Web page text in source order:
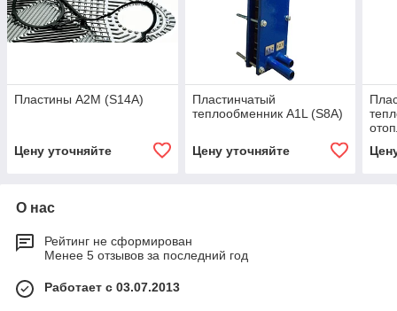
Пластины A2M (S14A)
Цену уточняйте
Пластинчатый
теплообменник A1L (S8A)
Цену уточняйте
О нас
Рейтинг не сформирован
Менее 5 отзывов за последний год
Работает с 03.07.2013